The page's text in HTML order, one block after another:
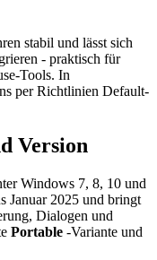
stabil und lässt sich
- praktisch für
Tools. In
per Richtlinien Default-
Version
Windows 7, 8, 10 und
Januar 2025 und bringt
Dialogen und
Portable -Variante und